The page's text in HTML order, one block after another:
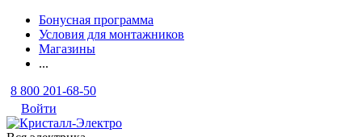
Бонусная программа
Условия для монтажников
Магазины
...
8 800 201-68-50
Войти